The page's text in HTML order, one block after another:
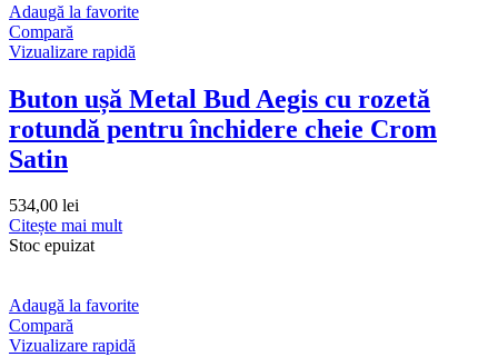
Adaugă la favorite
Compară
Vizualizare rapidă
Buton ușă Metal Bud Aegis cu rozetă
rotundă pentru închidere cheie Crom
Satin
534,00 lei
Citește mai mult
Stoc epuizat
Adaugă la favorite
Compară
Vizualizare rapidă